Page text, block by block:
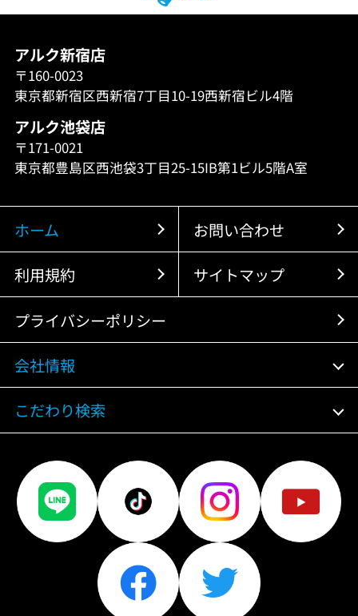
アルク新宿店
〒160-0023
東京都新宿区西新宿7丁目10-19西新宿ビル4階
アルク池袋店
〒171-0021
東京都豊島区西池袋3丁目25-15IB第1ビル5階A室
ホーム お問い合わせ
利用規約 サイトマップ
プライバシーポリシー
会社情報
こだわり検索